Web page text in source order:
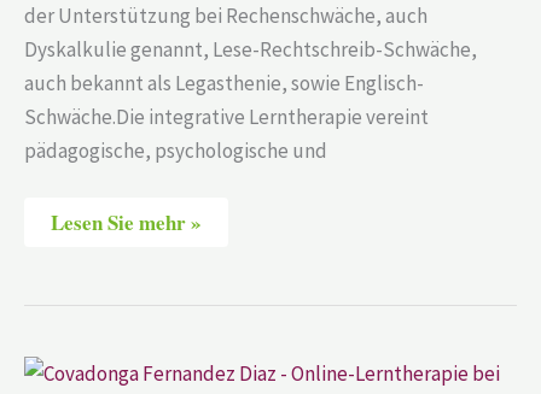
der Unterstützung bei Rechenschwäche, auch
Dyskalkulie genannt, Lese-Rechtschreib-Schwäche,
auch bekannt als Legasthenie, sowie Englisch-
Schwäche.Die integrative Lerntherapie vereint
pädagogische, psychologische und
Lesen Sie mehr »
Covadonga
Fernandez